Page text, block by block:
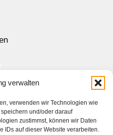
verwalten
verwenden wir Technologien wie
und/oder darauf
zustimmst, können wir Daten
IDs auf dieser Website verarbeiten.